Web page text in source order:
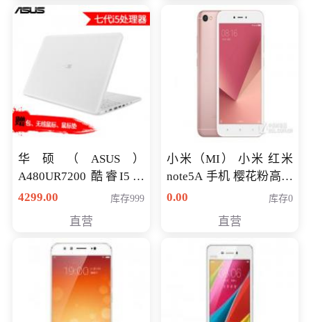
华硕（ASUS）
A480UR7200 酷睿I5超
薄学生办公游戏独显笔
NV930-2G独
4299.00 库存999
直营
小米（MI） 小米 红米
note5A 手机 樱花粉高配
版 全网通(3G+32G)
0.00 库存0
直营